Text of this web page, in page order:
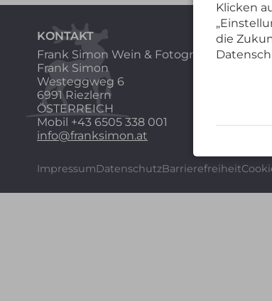
KONTAKT
Frank Simon Wein & Fotografie
Frank Simon
Westeggweg 6
6991 Riezlern
ÖSTERREICH
Mobil +43 6505 338 001
info@franksimon.at
ImpressumDatenschutzBarrierefreiheit
Klicken
die